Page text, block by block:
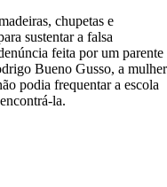
chupetas e
sustentar a falsa
feita por um parente
Bueno Gusso, a mulher
podia frequentar a escola
la.